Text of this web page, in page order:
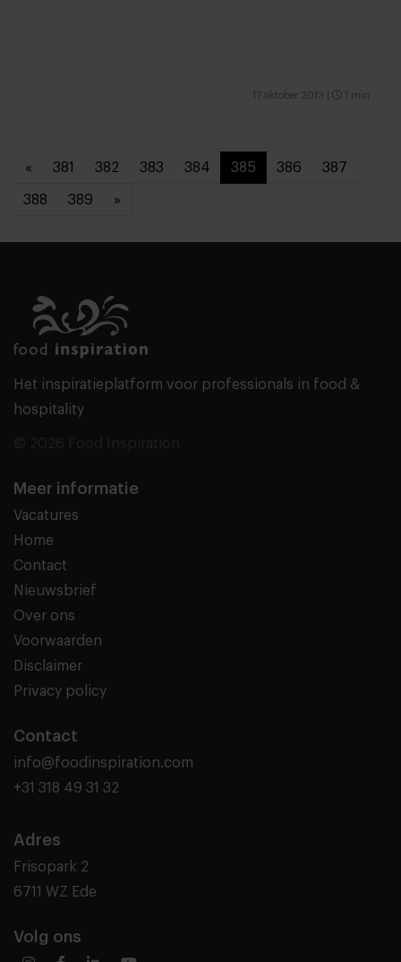
17 oktober 2013 1 min
« 381 382 383 384 385 386 387
388 389 »
Het inspiratieplatform voor professionals in food &
hospitality
Meer informatie
Vacatures
Home
Contact
Nieuwsbrief
Over ons
Voorwaarden
Disclaimer
Privacy policy
Contact
info@foodinspiration.com
+31 318 49 31 32
Adres
Frisopark 2
6711 WZ Ede
Volg ons